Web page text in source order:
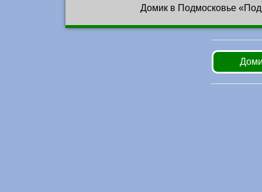
Домик в Подмосковье